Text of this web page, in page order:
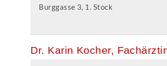
Burggasse 3, 1. Stock
Dr. Karin Kocher,